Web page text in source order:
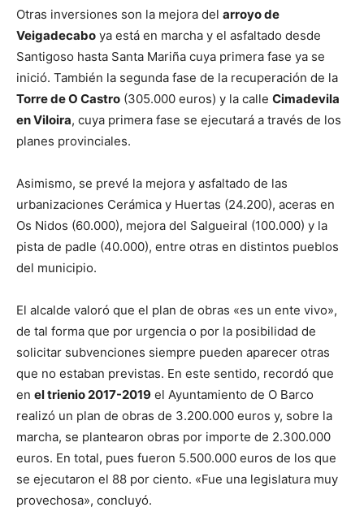
Otras inversiones son la mejora del arroyo de
Veigadecabo ya está en marcha y el asfaltado desde
Santigoso hasta Santa Mariña cuya primera fase ya se
inició. También la segunda fase de la recuperación de la
Torre de O Castro (305.000 euros) y la calle Cimadevila
en Viloira, cuya primera fase se ejecutará a través de los
planes provinciales.
Asimismo, se prevé la mejora y asfaltado de las
urbanizaciones Cerámica y Huertas (24.200), aceras en
Os Nidos (60.000), mejora del Salgueiral (100.000) y la
pista de padle (40.000), entre otras en distintos pueblos
del municipio.
El alcalde valoró que el plan de obras «es un ente vivo»,
de tal forma que por urgencia o por la posibilidad de
solicitar subvenciones siempre pueden aparecer otras
que no estaban previstas. En este sentido, recordó que
en el trienio 2017-2019 el Ayuntamiento de O Barco
realizó un plan de obras de 3.200.000 euros y, sobre la
marcha, se plantearon obras por importe de 2.300.000
euros. En total, pues fueron 5.500.000 euros de los que
se ejecutaron el 88 por ciento. «Fue una legislatura muy
provechosa», concluyó.